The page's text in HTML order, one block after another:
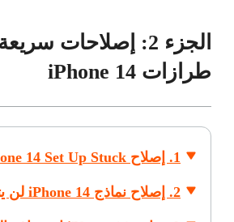
الجزء 2: إصلاحات
طرازات iPhone 14
1. إصلاح iPhone 14 Set Up Stuck
2. إصلاح نماذج iPhone 14 لن يتم تشغيلها